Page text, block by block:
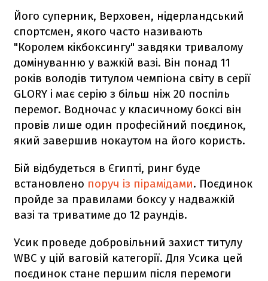
Його суперник, Верховен, нідерландський
спортсмен, якого часто називають
"Королем кікбоксингу" завдяки тривалому
домінуванню у важкій вазі. Він понад 11
років володів титулом чемпіона світу в серії
GLORY і має серію з більш ніж 20 поспіль
перемог. Водночас у класичному боксі він
провів лише один професійний поєдинок,
який завершив нокаутом на його користь.
Бій відбудеться в Єгипті, ринг буде
встановлено поруч із пірамідами. Поєдинок
пройде за правилами боксу у надважкій
вазі та триватиме до 12 раундів.
Усик проведе добровільний захист титулу
WBC у цій ваговій категорії. Для Усика цей
поєдинок стане першим після перемоги